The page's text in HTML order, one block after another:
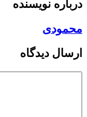
درباره نویسنده
محمودی
ارسال دیدگاه